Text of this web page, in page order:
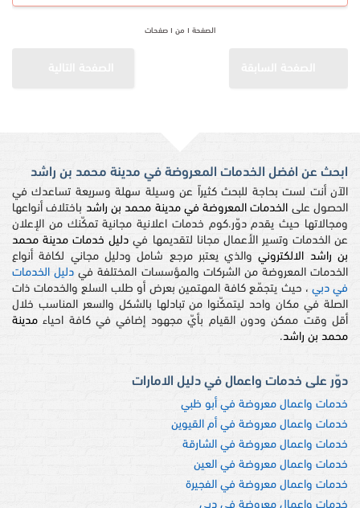
الصفحة ١ من ١ صفحات
ابحث عن افضل الخدمات المعروضة في مدينة محمد بن راشد
الآن أنت لست بحاجة للبحث كثيراً عن وسيلة سهلة وسريعة تساعدك في
الحصول على الخدمات المعروضة في مدينة محمد بن راشد باختلاف أنواعها
ومجالاتها حيث يقدم دوّر.كوم خدمات اعلانية مجانية تمكّنك من الإعلان
عن الخدمات وتسير الأعمال مجانا لتقديمها في دليل خدمات مدينة محمد
بن راشد الالكترونيوالذي يعتبر مرجع شامل ودليل مجاني لكافة أنواع
الخدمات المعروضة من الشركات والمؤسسات المختلفة في دليل الخدمات
في دبي ، حيث يتجمّع كافة المهتمين بعرض أو طلب السلع والخدمات ذات
الصلة في مكان واحد ليتمكّنوا من تبادلها بالشكل والسعر المناسب خلال
أقل وقت ممكن ودون القيام بأيّ مجهود إضافي في كافة احياء مدينة
محمد بن راشد.
دوّر على خدمات واعمال في دليل الامارات
خدمات واعمال معروضة في أبو ظبي
خدمات واعمال معروضة في أم القيوين
خدمات واعمال معروضة في الشارقة
خدمات واعمال معروضة في العين
خدمات واعمال معروضة في الفجيرة
خدمات واعمال معروضة في دبي